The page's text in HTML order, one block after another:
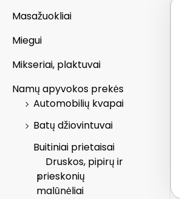
Masažuokliai
Miegui
Mikseriai, plaktuvai
Namų apyvokos prekės
Automobilių kvapai
Batų džiovintuvai
Buitiniai prietaisai
Druskos, pipirų ir
prieskonių
malūnėliai